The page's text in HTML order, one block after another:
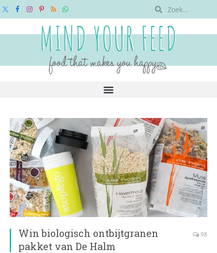
X
FacebookInstagram
Pinterest
RSSWhatsApp
Win biologisch ontbijtgranen
pakket van De Halm
98